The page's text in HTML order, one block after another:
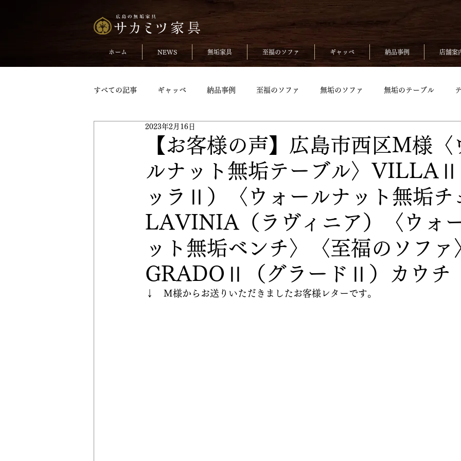
ホーム NEWS 無垢家具 至福のソファ ギャッベ 納品事例 店舗案
すべての記事 ギャッベ 納品事例 至福のソファ 無垢のソファ 無垢のテーブル
無垢のチェア おしらせ
TVボードpickup 収納家具pickup 無垢のチェアpickup 無垢のベッドpickup ギャッ
変形テーブル 変形テーブルpickup
【お客様の声】広島市西区M様〈
ルナット無垢テーブル〉
ッラⅡ）〈ウォールナット無垢チ
LAVINIA（ラヴィニア）〈ウォ
ット無垢ベンチ〉〈至福のソファ
GRADOⅡ（グラードⅡ）カウチ
2023年2月16日
↓　M様からお送りいただきましたお客様レターです。